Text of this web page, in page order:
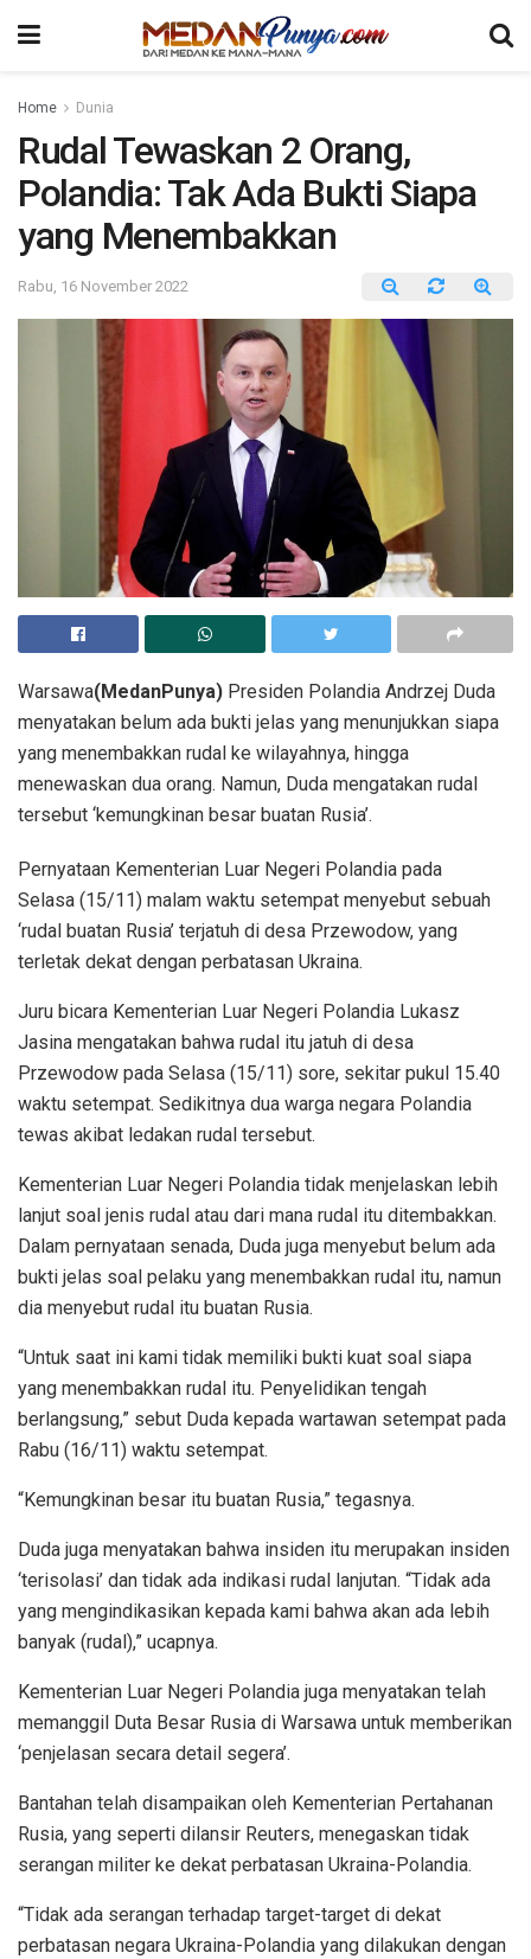
Home Dunia
Rudal Tewaskan 2 Orang,
Polandia: Tak Ada Bukti Siapa
yang Menembakkan
Rabu, 16 November 2022
Warsawa(MedanPunya) Presiden Polandia Andrzej Duda
menyatakan belum ada bukti jelas yang menunjukkan siapa
yang menembakkan rudal ke wilayahnya, hingga
menewaskan dua orang. Namun, Duda mengatakan rudal
tersebut ‘kemungkinan besar buatan Rusia’.
Pernyataan Kementerian Luar Negeri Polandia pada
Selasa (15/11) malam waktu setempat menyebut sebuah
‘rudal buatan Rusia’ terjatuh di desa Przewodow, yang
terletak dekat dengan perbatasan Ukraina.
Juru bicara Kementerian Luar Negeri Polandia Lukasz
Jasina mengatakan bahwa rudal itu jatuh di desa
Przewodow pada Selasa (15/11) sore, sekitar pukul 15.40
waktu setempat. Sedikitnya dua warga negara Polandia
tewas akibat ledakan rudal tersebut.
Kementerian Luar Negeri Polandia tidak menjelaskan lebih
lanjut soal jenis rudal atau dari mana rudal itu ditembakkan.
Dalam pernyataan senada, Duda juga menyebut belum ada
bukti jelas soal pelaku yang menembakkan rudal itu, namun
dia menyebut rudal itu buatan Rusia.
“Untuk saat ini kami tidak memiliki bukti kuat soal siapa
yang menembakkan rudal itu. Penyelidikan tengah
berlangsung,” sebut Duda kepada wartawan setempat pada
Rabu (16/11) waktu setempat.
“Kemungkinan besar itu buatan Rusia,” tegasnya.
Duda juga menyatakan bahwa insiden itu merupakan insiden
‘terisolasi’ dan tidak ada indikasi rudal lanjutan. “Tidak ada
yang mengindikasikan kepada kami bahwa akan ada lebih
banyak (rudal),” ucapnya.
Kementerian Luar Negeri Polandia juga menyatakan telah
memanggil Duta Besar Rusia di Warsawa untuk memberikan
‘penjelasan secara detail segera’.
Bantahan telah disampaikan oleh Kementerian Pertahanan
Rusia, yang seperti dilansir Reuters, menegaskan tidak
serangan militer ke dekat perbatasan Ukraina-Polandia.
“Tidak ada serangan terhadap target-target di dekat
perbatasan negara Ukraina-Polandia yang dilakukan dengan